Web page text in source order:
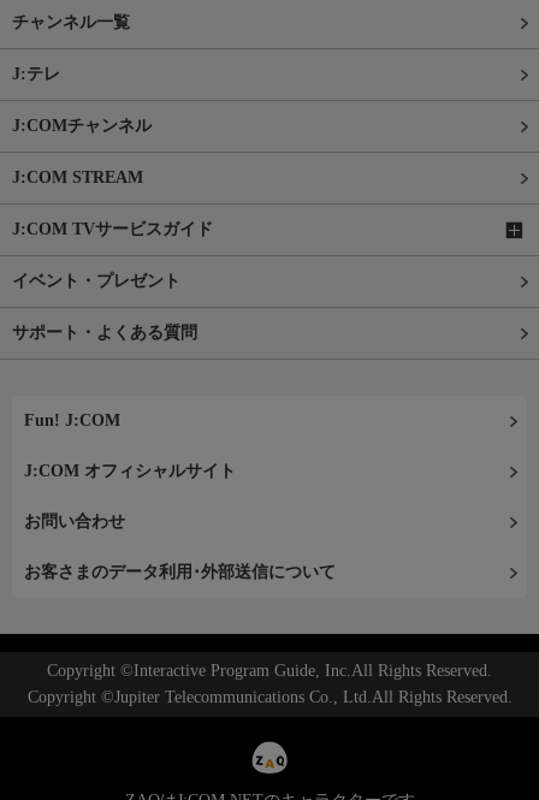
チャンネル一覧
J:テレ
J:COMチャンネル
J:COM STREAM
J:COM TVサービスガイド
イベント・プレゼント
サポート・よくある質問
Fun! J:COM
J:COM オフィシャルサイト
お問い合わせ
お客さまのデータ利用･外部送信について
Copyright ©Interactive Program Guide, Inc.All Rights Reserved.
Copyright ©Jupiter Telecommunications Co., Ltd.All Rights Reserved.